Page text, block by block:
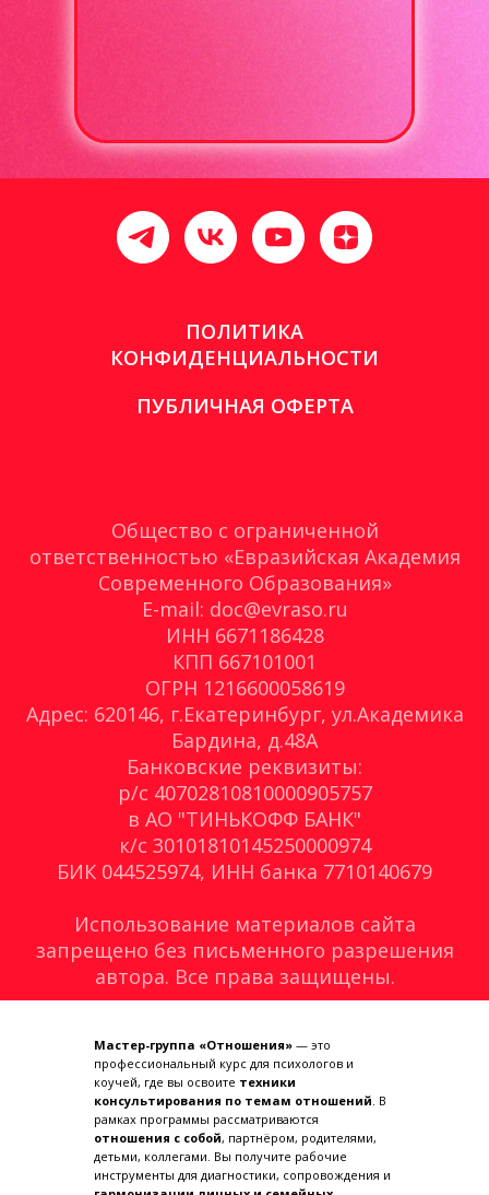
ПОЛИТИКА
КОНФИДЕНЦИАЛЬНОСТИ
ПУБЛИЧНАЯ ОФЕРТА
Общество с ограниченной
ответственностью «Евразийская Академия
Современного Образования»
E-mail: doc@evraso.ru
ИНН 6671186428
КПП 667101001
ОГРН 1216600058619
Адрес: 620146, г.Екатеринбург, ул.Академика
Бардина, д.48А
Банковские реквизиты:
р/с 40702810810000905757
в АО "ТИНЬКОФФ БАНК"
к/с 30101810145250000974
БИК 044525974, ИНН банка 7710140679
Использование материалов сайта
запрещено без письменного разрешения
автора. Все права защищены.
Мастер-группа «Отношения» — это
профессиональный курс для психологов и
коучей, где вы освоите техники
консультирования по темам отношений. В
рамках программы рассматриваются
отношения с собой, партнёром, родителями,
детьми, коллегами. Вы получите рабочие
инструменты для диагностики, сопровождения и